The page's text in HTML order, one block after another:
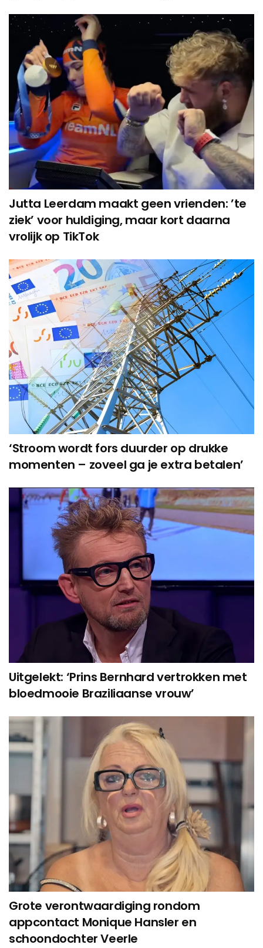
Jutta Leerdam maakt geen vrienden: ’te
ziek’ voor huldiging, maar kort daarna
vrolijk op TikTok
‘Stroom wordt fors duurder op drukke
momenten – zoveel ga je extra betalen’
Uitgelekt: ‘Prins Bernhard vertrokken met
bloedmooie Braziliaanse vrouw’
Grote verontwaardiging rondom
appcontact Monique Hansler en
schoondochter Veerle